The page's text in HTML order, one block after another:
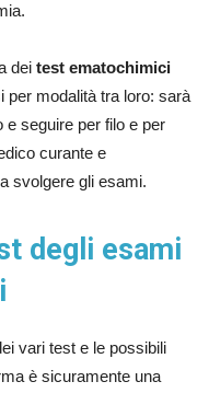
dei test ematochimici
per modalità tra loro: sarà
seguire per filo e per
curante e
svolgere gli esami.
degli esami
vari test e le possibili
è sicuramente una